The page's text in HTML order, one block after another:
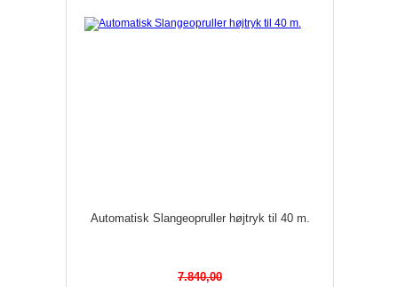
Automatisk Slangeopruller højtryk til 40 m.
7.840,00